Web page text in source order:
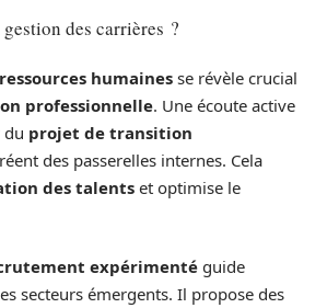
des carrières ?
ressources humaines se révèle crucial
professionnelle. Une écoute active
du projet de transition
des passerelles internes. Cela
des talentset optimise le
expérimenté guide
secteurs émergents. Il propose des